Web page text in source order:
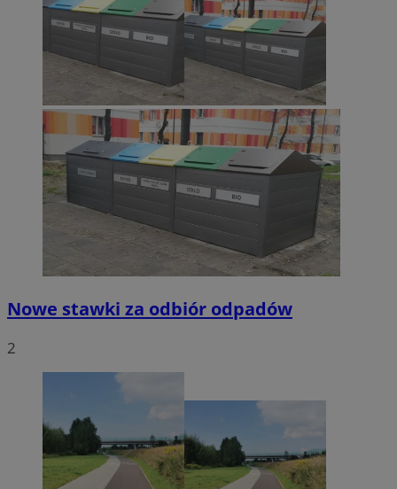
Nowe stawki za odbiór odpadów
2